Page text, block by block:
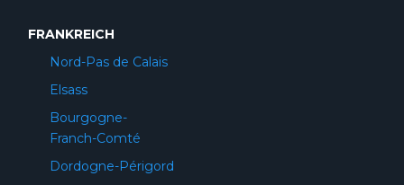
FRANKREICH
Nord-Pas de Calais
Elsass
Bourgogne-
Franch-Comté
Dordogne-Périgord